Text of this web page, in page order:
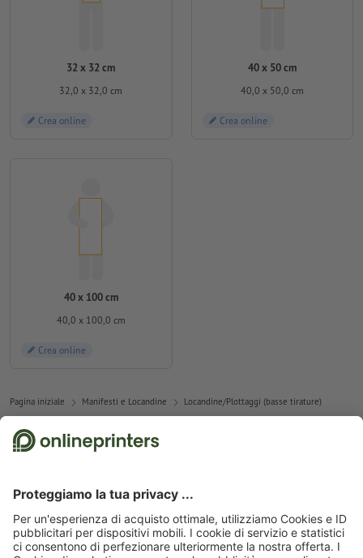
32 x 32 cm
32,0 x 32,0 cm
Crea online
40 x 50 cm
40,0 x 50,0 cm
Crea online
40 x 100 cm
40,0 x 100,0 cm
Crea online
Pagina iniziale Manifesti e Locandine Locandine/Plottaggi (basse tirature)
Abbonati alla newsletter e assicurati un buono sconto del